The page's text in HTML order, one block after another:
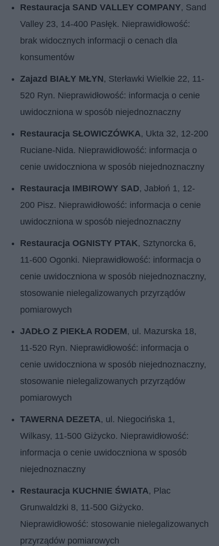
Restauracja SAND VALLEY COMPANY, Sand
Valley 23, 14-400 Pasłęk. Nieprawidłowość:
brak widocznych informacji o cenach dla
konsumentów
Zajazd BIAŁY MŁYN, Sterławki Wielkie 22, 11-
520 Ryn. Nieprawidłowość: informacja o cenie
uwidoczniona w sposób niejednoznaczny
Restauracja SŁOWICZÓWKA, Ukta 32, 12-200
Ruciane-Nida. Nieprawidłowość: informacja o
cenie uwidoczniona w sposób niejednoznaczny
Restauracja IMBIROWY SAD, Jabłoń 1, 12-
200 Pisz. Nieprawidłowość: informacja o cenie
uwidoczniona w sposób niejednoznaczny
Restauracja OGNISTY PTAK, Sztynorcka 6,
11-600 Ogonki. Nieprawidłowość: informacja o
cenie uwidoczniona w sposób niejednoznaczny,
stosowanie nielegalizowanych przyrządów
pomiarowych
JADŁO Z PIEKŁA RODEM, ul. Mazurska 18,
11-520 Ryn. Nieprawidłowość: informacja o
cenie uwidoczniona w sposób niejednoznaczny,
stosowanie nielegalizowanych przyrządów
pomiarowych
TAWERNA DEZETA, ul. Niegocińska 1,
Wilkasy, 11-500 Giżycko. Nieprawidłowość:
informacja o cenie uwidoczniona w sposób
niejednoznaczny
Restauracja KUCHNIE ŚWIATA, Plac
Grunwaldzki 8, 11-500 Giżycko.
Nieprawidłowość: stosowanie nielegalizowanych
przyrządów pomiarowych